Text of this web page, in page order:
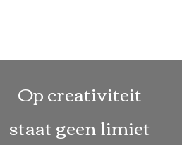
Op creativiteit
staat geen limiet